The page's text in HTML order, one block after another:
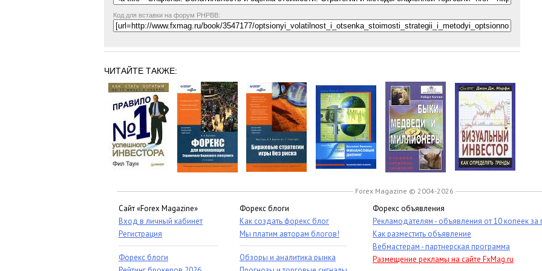
Код для вставки на форум PHPBB:
ЧИТАЙТЕ ТАКЖЕ:
Forex Magazine © 2004-2026
Сайт «Forex Magazine»
Вход в личный кабинет
Регистрация
Форекс блоги
Форекс блоги
Как создать форекс блог
Мы платим авторам блогов!
Обзоры и аналитика рынка
Форекс объявления
Рекламодателям - объявления от 10 копеек за
Как разместить объявление
Вебмастерам - партнерская программа
Размещение рекламы на сайте FxMag.ru